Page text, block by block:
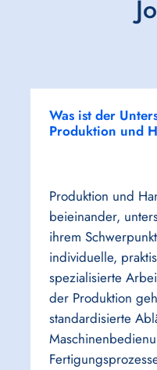
Was ist der
Produktion und
Produktion und
beieinander,
ihrem
individuelle,
spezialisierte
der Produktion
standardisierte